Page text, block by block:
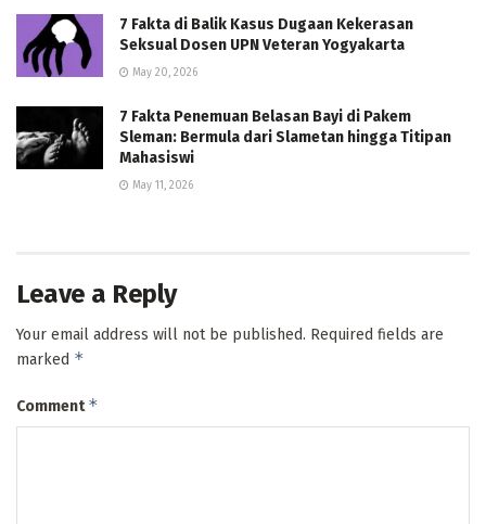
7 Fakta di Balik Kasus Dugaan Kekerasan
Seksual Dosen UPN Veteran Yogyakarta
May 20, 2026
7 Fakta Penemuan Belasan Bayi di Pakem
Sleman: Bermula dari Slametan hingga Titipan
Mahasiswi
May 11, 2026
Leave a Reply
Your email address will not be published. Required fields are
marked *
Comment*